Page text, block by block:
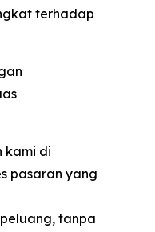
terhadap
kami di
pasaran yang
tanpa